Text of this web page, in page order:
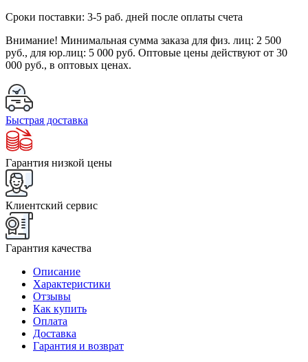
Сроки поставки: 3-5 раб. дней после оплаты счета
Внимание! Минимальная сумма заказа для физ. лиц: 2 500
руб., для юр.лиц: 5 000 руб. Оптовые цены действуют от 30
000 руб., в оптовых ценах.
Быстрая доставка
Гарантия низкой цены
Клиентский сервис
Гарантия качества
Описание
Характеристики
Отзывы
Как купить
Оплата
Доставка
Гарантия и возврат